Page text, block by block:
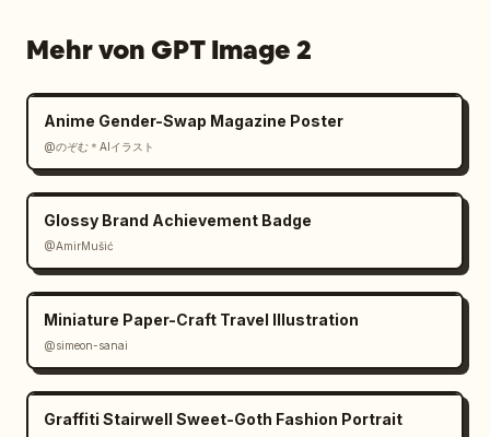
Mehr von GPT Image 2
Anime Gender-Swap Magazine Poster
@のぞむ＊AIイラスト
Glossy Brand Achievement Badge
@AmirMušić
Miniature Paper-Craft Travel Illustration
@simeon-sanai
Graffiti Stairwell Sweet-Goth Fashion Portrait